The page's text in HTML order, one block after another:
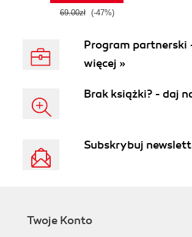
69.00zł (-47%)
Program partnerski
więcej »
Brak książki? - daj
Subskrybuj
Twoje Konto